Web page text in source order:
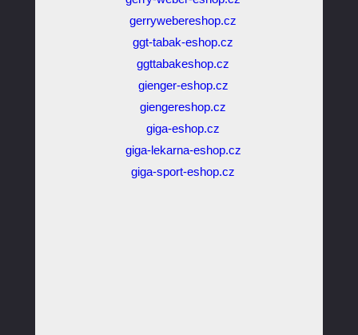
gerrywebereshop.cz
ggt-tabak-eshop.cz
ggttabakeshop.cz
gienger-eshop.cz
giengereshop.cz
giga-eshop.cz
giga-lekarna-eshop.cz
giga-sport-eshop.cz